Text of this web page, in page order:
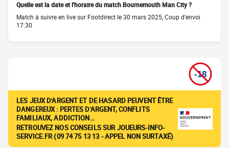
Quelle est la date et l'horaire du match Bournemouth Man City ?
Match à suivre en live sur Footdirect le 30 mars 2025, Coup d'envoi
17:30
LES JEUX D'ARGENT ET DE HASARD PEUVENT ÊTRE
DANGEREUX : PERTES D'ARGENT, CONFLITS
FAMILIAUX, ADDICTION…
RETROUVEZ NOS CONSEILS SUR JOUEURS-INFO-
SERVICE.FR (09 74 75 13 13 - APPEL NON SURTAXÉ)